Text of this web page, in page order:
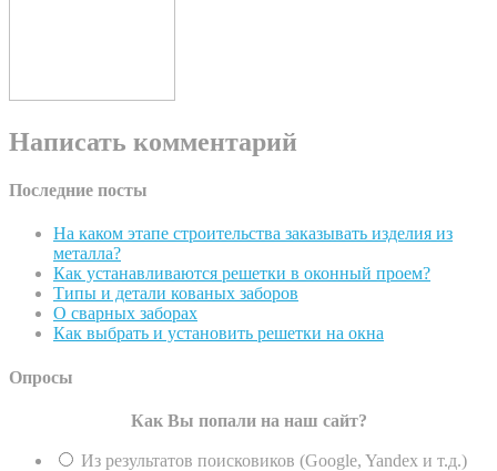
Написать комментарий
Последние посты
На каком этапе строительства заказывать изделия из
металла?
Как устанавливаются решетки в оконный проем?
Типы и детали кованых заборов
О сварных заборах
Как выбрать и установить решетки на окна
Опросы
Как Вы попали на наш сайт?
Из результатов поисковиков (Google, Yandex и т.д.)